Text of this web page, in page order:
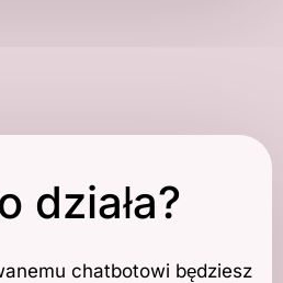
działa?
chatbotowi będziesz